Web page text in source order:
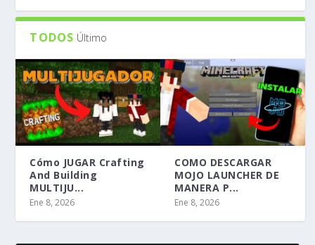
TODOS Último
Cómo JUGAR Crafting
And Building
MULTIJU...
Ene 8, 2026
COMO DESCARGAR
MOJO LAUNCHER DE
MANERA P...
Ene 8, 2026